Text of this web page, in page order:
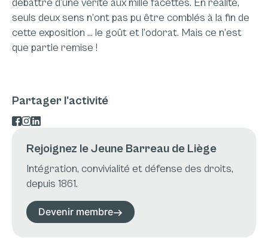
débattre d’une vérité aux mille facettes. En réalité,
seuls deux sens n’ont pas pu être comblés à la fin de
cette exposition … le goût et l’odorat. Mais ce n’est
que partie remise !
Partager l'activité
Rejoignez le Jeune Barreau de Liège
Intégration, convivialité et défense des droits,
depuis 1861.
Devenir membre